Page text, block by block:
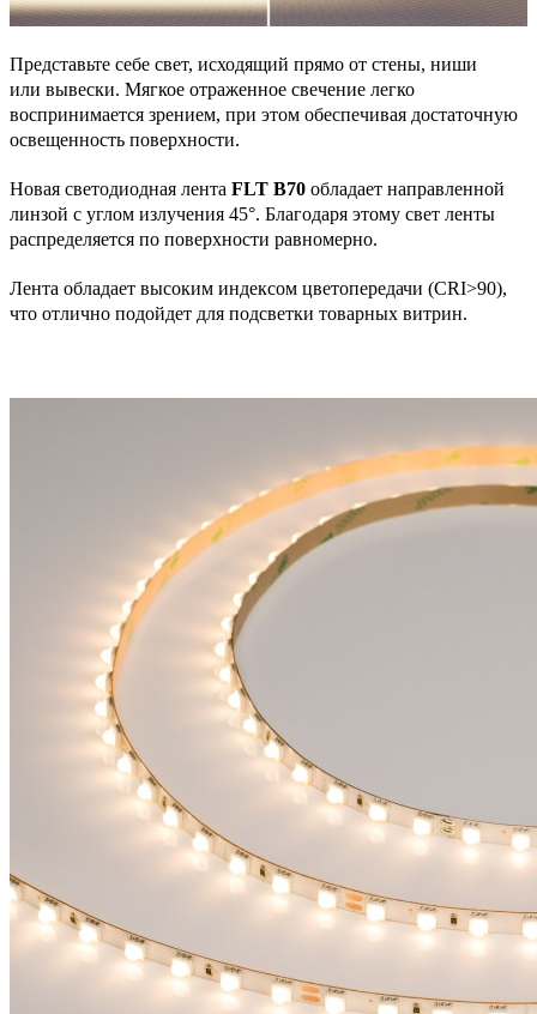
Представьте себе свет, исходящий прямо от стены, ниши
или вывески. Мягкое отраженное свечение легко
воспринимается зрением, при этом обеспечивая достаточную
освещенность поверхности.
Новая светодиодная лента FLT B70 обладает направленной
линзой с углом излучения 45°. Благодаря этому свет ленты
распределяется по поверхности равномерно.
Лента обладает высоким индексом цветопередачи (CRI>90),
что отлично подойдет для подсветки товарных витрин.